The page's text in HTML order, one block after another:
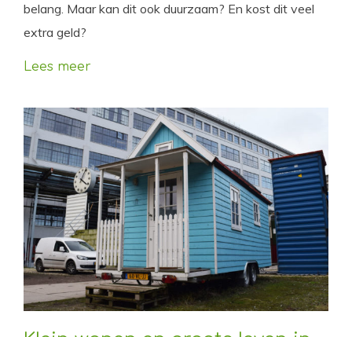
belang. Maar kan dit ook duurzaam? En kost dit veel
extra geld?
Lees meer